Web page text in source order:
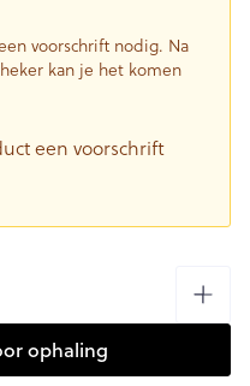
voorschrift nodig. Na
kan je het komen
een voorschrift
ophaling